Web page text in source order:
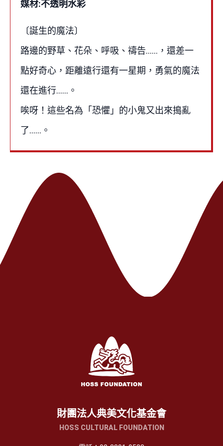
媒材:不透明水彩
〔誕生的魔法〕
路邊的野草、花朵、呼吸、禱告……，還差一
點好奇心，距離遠行還有一星期，勇氣的魔法
還在進行......。
唉呀！這些名為「恐懼」的小鬼又出來搗亂
了……。
財團法人典美文化基金會
HOSS CULTURAL FOUNDATION